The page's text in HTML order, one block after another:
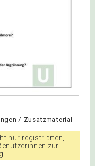
/ Zusatzmaterial
nur registrierten,
zur